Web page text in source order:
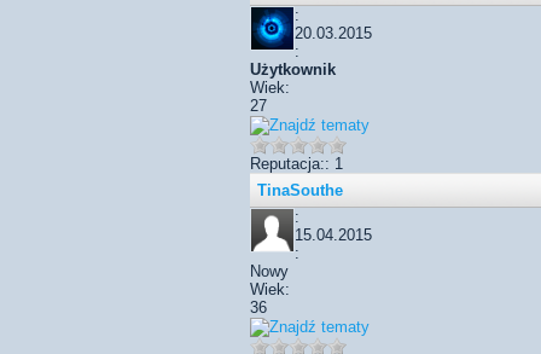
:
20.03.2015
:
Użytkownik
Wiek:
27
Reputacja:: 1
TinaSouthe
:
15.04.2015
:
Nowy
Wiek:
36